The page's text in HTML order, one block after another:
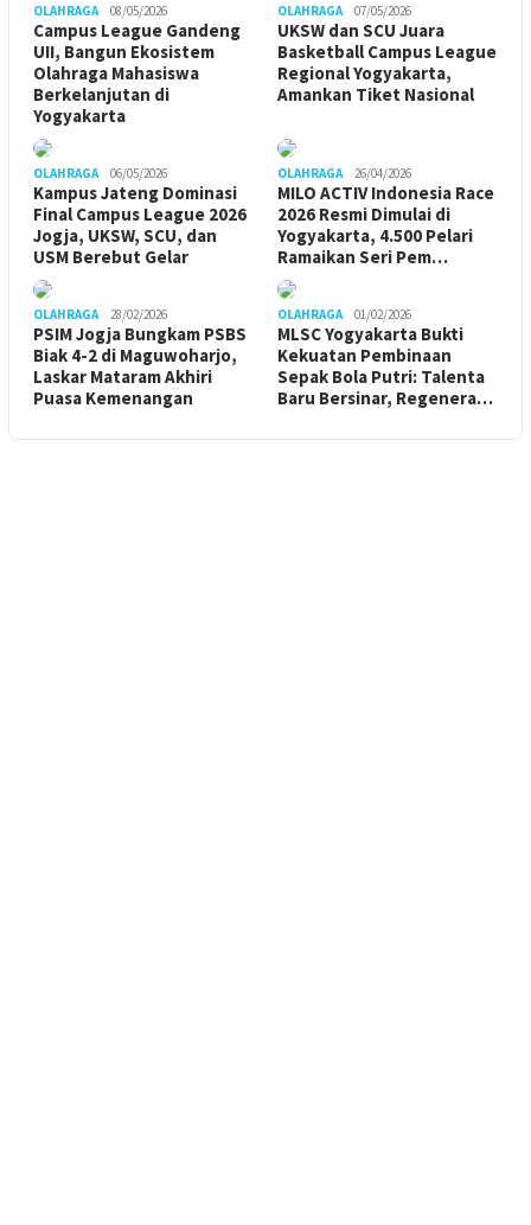
OLAHRAGA 08/05/2026
Campus League Gandeng
UII, Bangun Ekosistem
Olahraga Mahasiswa
Berkelanjutan di
Yogyakarta
OLAHRAGA 07/05/2026
UKSW dan SCU Juara
Basketball Campus League
Regional Yogyakarta,
Amankan Tiket Nasional
OLAHRAGA 06/05/2026
Kampus Jateng Dominasi
Final Campus League 2026
Jogja, UKSW, SCU, dan
USM Berebut Gelar
OLAHRAGA 26/04/2026
MILO ACTIV Indonesia Race
2026 Resmi Dimulai di
Yogyakarta, 4.500 Pelari
Ramaikan Seri Pem…
OLAHRAGA 28/02/2026
PSIM Jogja Bungkam PSBS
Biak 4-2 di Maguwoharjo,
Laskar Mataram Akhiri
Puasa Kemenangan
OLAHRAGA 01/02/2026
MLSC Yogyakarta Bukti
Kekuatan Pembinaan
Sepak Bola Putri: Talenta
Baru Bersinar, Regenera…